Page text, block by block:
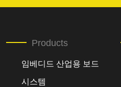
Products
임베디드 산업용 보드
시스템